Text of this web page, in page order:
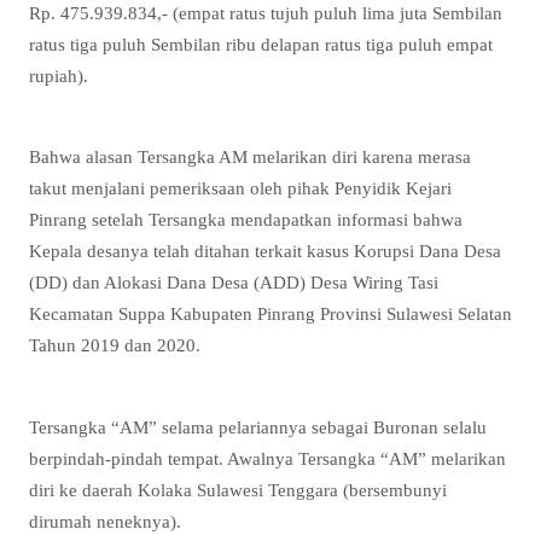
Rp. 475.939.834,- (empat ratus tujuh puluh lima juta Sembilan
ratus tiga puluh Sembilan ribu delapan ratus tiga puluh empat
rupiah).
Bahwa alasan Tersangka AM melarikan diri karena merasa
takut menjalani pemeriksaan oleh pihak Penyidik Kejari
Pinrang setelah Tersangka mendapatkan informasi bahwa
Kepala desanya telah ditahan terkait kasus Korupsi Dana Desa
(DD) dan Alokasi Dana Desa (ADD) Desa Wiring Tasi
Kecamatan Suppa Kabupaten Pinrang Provinsi Sulawesi Selatan
Tahun 2019 dan 2020.
Tersangka “AM” selama pelariannya sebagai Buronan selalu
berpindah-pindah tempat. Awalnya Tersangka “AM” melarikan
diri ke daerah Kolaka Sulawesi Tenggara (bersembunyi
dirumah neneknya).